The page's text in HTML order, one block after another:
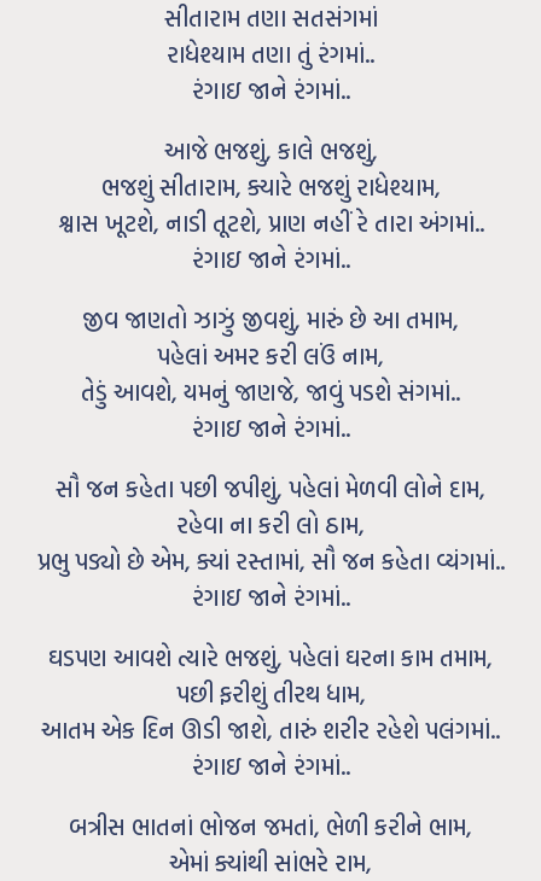
સીતારામ તણા સતસંગમાં
રાધેશ્યામ તણા તું રંગમાં..
રંગાઇ જાને રંગમાં..
આજે ભજશું, કાલે ભજશું,
ભજશું સીતારામ, ક્યારે ભજશું રાધેશ્યામ,
શ્વાસ ખૂટશે, નાડી તૂટશે, પ્રાણ નહીં રે તારા અંગમાં..
રંગાઇ જાને રંગમાં..
જીવ જાણતો ઝાઝું જીવશું, મારું છે આ તમામ,
પહેલાં અમર કરી લઉં નામ,
તેડું આવશે, યમનું જાણજે, જાવું પડશે સંગમાં..
રંગાઇ જાને રંગમાં..
સૌ જન કહેતા પછી જપીશું, પહેલાં મેળવી લોને દામ,
રહેવા ના કરી લો ઠામ,
પ્રભુ પડ્યો છે એમ, ક્યાં રસ્તામાં, સૌ જન કહેતા વ્યંગમાં..
રંગાઇ જાને રંગમાં..
ઘડપણ આવશે ત્યારે ભજશું, પહેલાં ઘરના કામ તમામ,
પછી ફરીશું તીરથ ધામ,
આતમ એક દિન ઊડી જાશે, તારું શરીર રહેશે પલંગમાં..
રંગાઇ જાને રંગમાં..
બત્રીસ ભાતનાં ભોજન જમતાં, ભેળી કરીને ભામ,
એમાં ક્યાંથી સાંભરે રામ,